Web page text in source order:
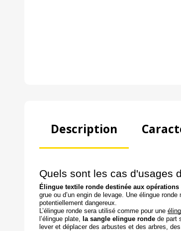
Description
Quels sont les cas d'usages
Élingue textile ronde destinée aux opérations
grue ou d’un engin de levage. Une élingue
potentiellement dangereux.
L’élingue ronde sera utilisé comme pour une
l’élingue plate,
la sangle elingue ronde de part
lever et déplacer des arbustes et des arbres,